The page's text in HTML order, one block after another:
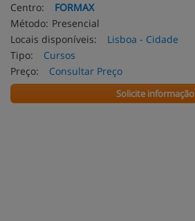
Centro:
FORMAX
Método: Presencial
Locais disponíveis:
Lisboa - Cidade
Tipo:
Cursos
Preço:
Consultar Preço
Solicite informação